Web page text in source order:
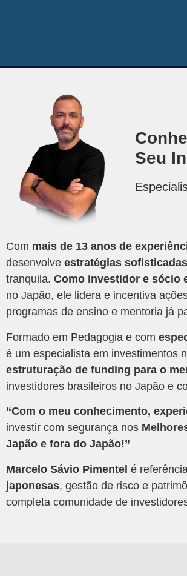
Seu
Com mais de 13 anos de
desenvolve estratégias
tranquila. Como investidor e sócio
no Japão, ele lidera e incentiva
programas de ensino e mentoria já
Formado em Pedagogia e com
é um especialista em investimentos
estruturação de funding para o
investidores brasileiros no Japão e
“Com o meu conhecimento,
investir com segurança nos
Japão e fora do Japão!”
Marcelo Sávio Pimentel é
japonesas, gestão de risco e
completa comunidade de